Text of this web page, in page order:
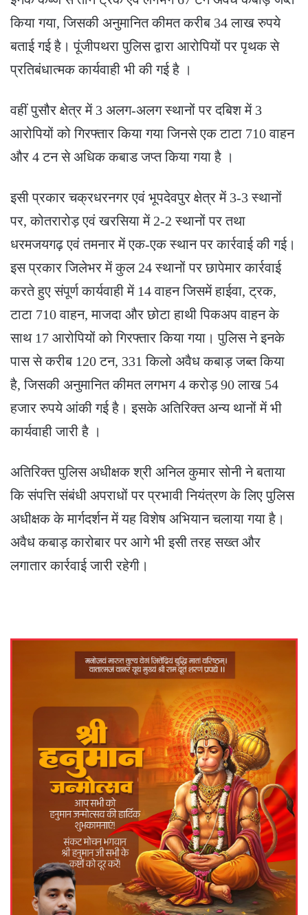
किया गया, जिसकी अनुमानित कीमत करीब 34 लाख रुपये
बताई गई है। पूंजीपथरा पुलिस द्वारा आरोपियों पर पृथक से
प्रतिबंधात्मक कार्यवाही भी की गई है ।
वहीं पुसौर क्षेत्र में 3 अलग-अलग स्थानों पर दबिश में 3
आरोपियों को गिरफ्तार किया गया जिनसे एक टाटा 710 वाहन
और 4 टन से अधिक कबाड जप्त किया गया है ।
इसी प्रकार चक्रधरनगर एवं भूपदेवपुर क्षेत्र में 3-3 स्थानों
पर, कोतरारोड़ एवं खरसिया में 2-2 स्थानों पर तथा
धरमजयगढ़ एवं तमनार में एक-एक स्थान पर कार्रवाई की गई।
इस प्रकार जिलेभर में कुल 24 स्थानों पर छापेमार कार्रवाई
करते हुए संपूर्ण कार्यवाही में 14 वाहन जिसमें हाईवा, ट्रक,
टाटा 710 वाहन, माजदा और छोटा हाथी पिकअप वाहन के
साथ 17 आरोपियों को गिरफ्तार किया गया। पुलिस ने इनके
पास से करीब 120 टन, 331 किलो अवैध कबाड़ जब्त किया
है, जिसकी अनुमानित कीमत लगभग 4 करोड़ 90 लाख 54
हजार रुपये आंकी गई है। इसके अतिरिक्त अन्य थानों में भी
कार्यवाही जारी है ।
अतिरिक्त पुलिस अधीक्षक श्री अनिल कुमार सोनी ने बताया
कि संपत्ति संबंधी अपराधों पर प्रभावी नियंत्रण के लिए पुलिस
अधीक्षक के मार्गदर्शन में यह विशेष अभियान चलाया गया है।
अवैध कबाड़ कारोबार पर आगे भी इसी तरह सख्त और
लगातार कार्रवाई जारी रहेगी।